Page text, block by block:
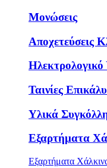
Μονώσεις
Αποχετεύσεις
Ηλεκτρολογικό
Ταινίες
Υλικά
Εξαρτήματα
Εξαρτήματα